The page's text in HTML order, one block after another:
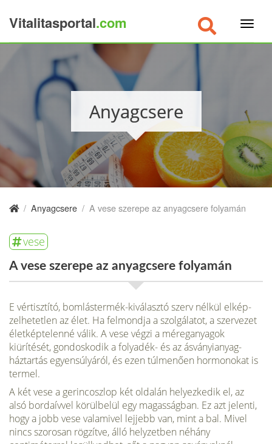
Vitalitasportal.com
Anyagcsere
/ Anyagcsere / A vese szerepe az anyagcsere folyamán
vese
A vese szerepe az anyagcsere folyamán
E vértisztító, bomlástermék-kiválasztó szerv nélkül elkép­
zelhetetlen az élet. Ha felmondja a szolgálatot, a szerve­zet
életképtelenné válik. A vese végzi a méreganyagok
kiürítését, gondoskodik a folyadék- és az ásványianyag­
háztartás egyensúlyáról, és ezen túlmenően hormonokat is
termel.
A két vese a gerincoszlop két oldalán helyezkedik el, az
alsó bordaívvel körülbelül egy magasságban. Ez azt jelenti,
hogy a jobb vese valamivel lej­jebb van, mint a bal. Mivel
nincs szorosan rögzítve, álló helyzetben néhány
×